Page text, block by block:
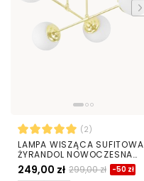
(2)
LAMPA WISZĄCA SUFITOWA
ŻYRANDOL NOWOCZESNA
ZŁOTO KLASYCZNE BIAŁE
KULE FINO 4 LED
249,00 zł 299,00 zł -50 zł